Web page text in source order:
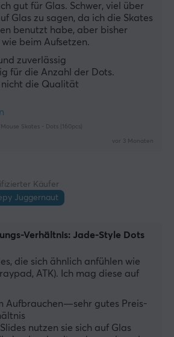
gut für Glas. Schwer, viel über
Glas zu sagen, da ich die Skates
benutzt habe, aber bisher
beim Aufsetzen.
zuverlässig
für die Anzahl der Dots.
die Qualität
Skates - Dots (160pcs)
vor 3 Monaten
Käufer
Juggernaut
Verhältnis: Jade-Style Dots
die sich ähnlich anfühlen wie
ATK). Ich mag diese auf
Aufbrauchen—sehr gutes Preis-
nutzen sie sich auf Glas